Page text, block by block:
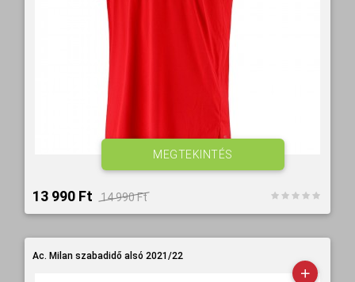
13 990 Ft‎ 14 990 Ft‎
MEGTEKINTÉS
Ac. Milan szabadidő alsó 2021/22